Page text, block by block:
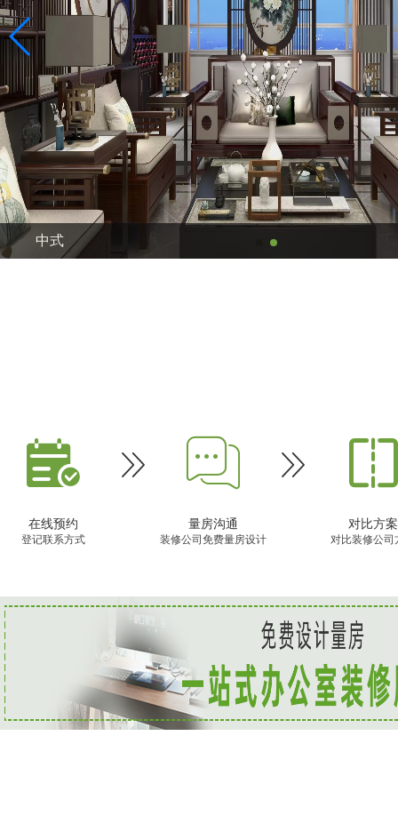
给父母装的养老房，惬意舒适！95㎡三居

在线预约
登记联系方式
 
量房沟通
装修公司免费量房设计

对比方案
对比装修公司